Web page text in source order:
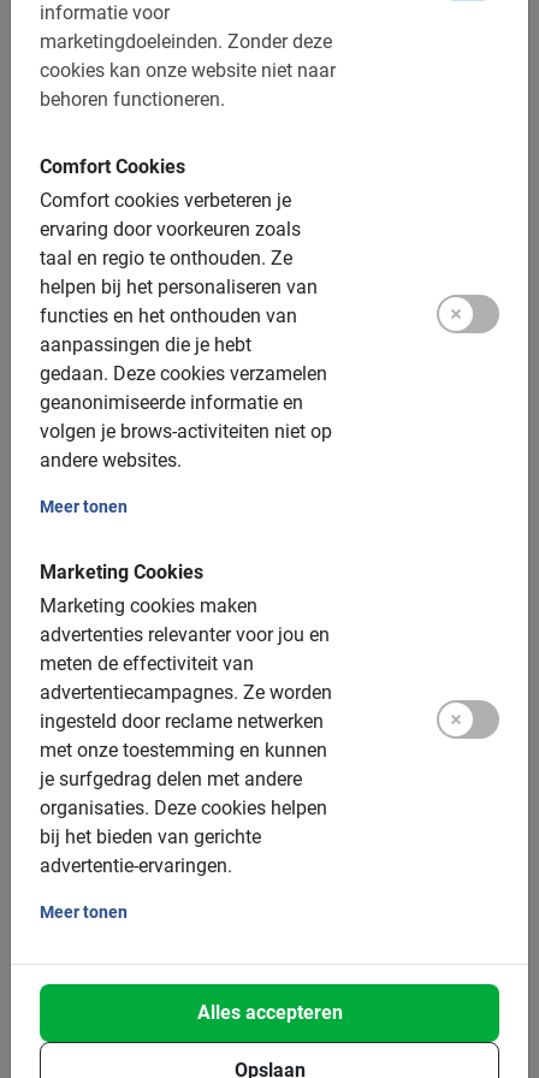
informatie voor
marketingdoeleinden. Zonder deze
cookies kan onze website niet naar
behoren functioneren.
Comfort Cookies
Comfort cookies verbeteren je
ervaring door voorkeuren zoals
taal en regio te onthouden. Ze
helpen bij het personaliseren van
functies en het onthouden van
aanpassingen die je hebt
gedaan. Deze cookies verzamelen
geanonimiseerde informatie en
volgen je brows-activiteiten niet op
andere websites.
Meer tonen
Marketing Cookies
Marketing cookies maken
advertenties relevanter voor jou en
meten de effectiviteit van
advertentiecampagnes. Ze worden
ingesteld door reclame netwerken
met onze toestemming en kunnen
je surfgedrag delen met andere
organisaties. Deze cookies helpen
bij het bieden van gerichte
advertentie-ervaringen.
Meer tonen
Opslaan
Alles accepteren
3 uur
Fietstocht Istanbul Hoogtepunten Privé
Ontdek de highlights in drie uur tijd met je eigen gezelschap.
Haal alles uit je citytrip door te fietsen in Istanbul met
privégids!
5.0 (9)
V.a. € 85,-
3 uur
Gouden Hoorn Privégids Fietstour
Wil je fietsen in Istanbul langs de Gouden Hoorn met je
eigen groep? Dat kan! Doe deze authentieke fietstour met
privégids.
(5)
V.a. € 85,-
5.0